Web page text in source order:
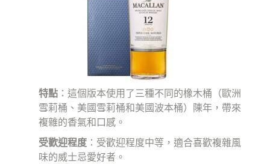
特點 ：這個版本使用了三種不同的橡木桶（歐洲
雪莉桶、美國雪莉桶和美國波本桶）陳年，帶來
複雜的香氣和口感。
受歡迎程度 ：受歡迎程度中等，適合喜歡複雜風
味的威士忌愛好者。